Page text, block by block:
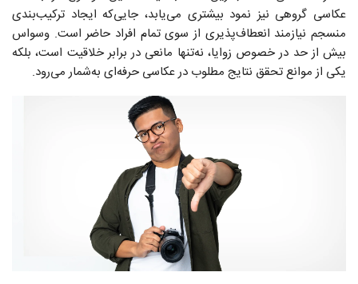
عکاسی گروهی نیز نمود بیشتری می‌یابد، جایی‌که ایجاد ترکیب‌بندی
منسجم نیازمند انعطاف‌پذیری از سوی تمام افراد حاضر است. وسواس
بیش از حد در خصوص زوایا، نه‌تنها مانعی در برابر خلاقیت است، بلکه
یکی از موانع تحقق نتایج مطلوب در عکاسی حرفه‌ای به‌شمار می‌رود.